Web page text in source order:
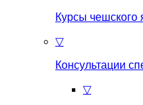
Курсы чешского
▽
Консультации
▽